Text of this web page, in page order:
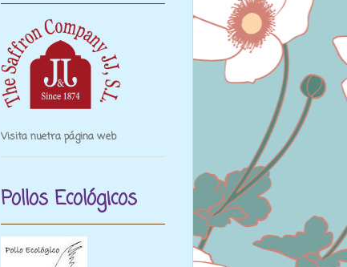
Visita nuetra página web
Pollos Ecológicos